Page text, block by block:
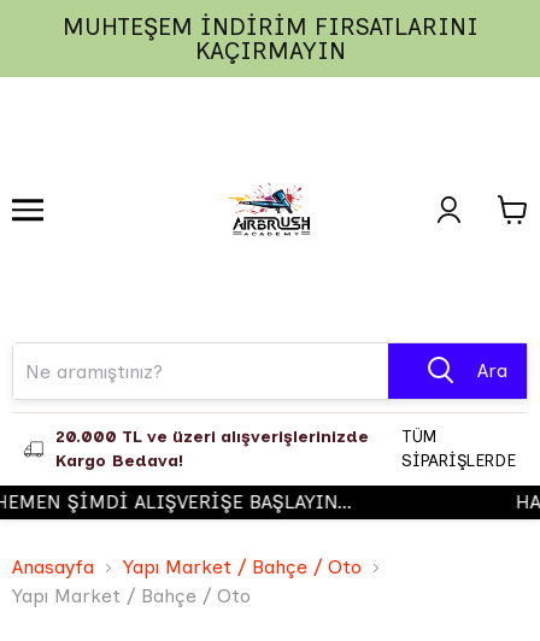
MUHTEŞEM İNDİRİM FIRSATLARINI
KAÇIRMAYIN
1 2 3
Ara
20.000 TL ve üzeri alışverişlerinizde
Kargo Bedava!
TÜM
SİPARİŞLERDE
ŞİMDİ ALIŞVERİŞE BAŞLAYIN...
Anasayfa
Yapı Market / Bahçe / Oto
Yapı Market / Bahçe / Oto